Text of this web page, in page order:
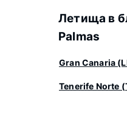
Летища в
Palmas
Gran Canaria
Tenerife Norte